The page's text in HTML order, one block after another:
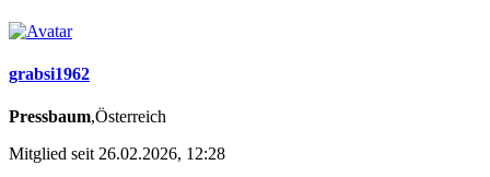
grabsi1962
Pressbaum,Österreich
Mitglied seit 26.02.2026, 12:28